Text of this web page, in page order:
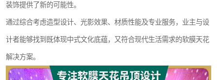
装饰提供了新的可能性。
通过综合考虑造型设计、光影效果、材质性能及专业服务，业主与设
计者能够找到既体现中式文化底蕴，又符合现代生活需求的软膜天花
解决方案。